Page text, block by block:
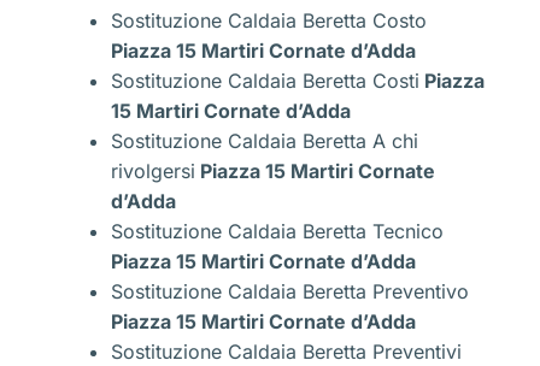
Sostituzione Caldaia Beretta Costo
Piazza 15 Martiri Cornate d’Adda
Sostituzione Caldaia Beretta Costi Piazza
15 Martiri Cornate d’Adda
Sostituzione Caldaia Beretta A chi
rivolgersi Piazza 15 Martiri Cornate
d’Adda
Sostituzione Caldaia Beretta Tecnico
Piazza 15 Martiri Cornate d’Adda
Sostituzione Caldaia Beretta Preventivo
Piazza 15 Martiri Cornate d’Adda
Sostituzione Caldaia Beretta Preventivi